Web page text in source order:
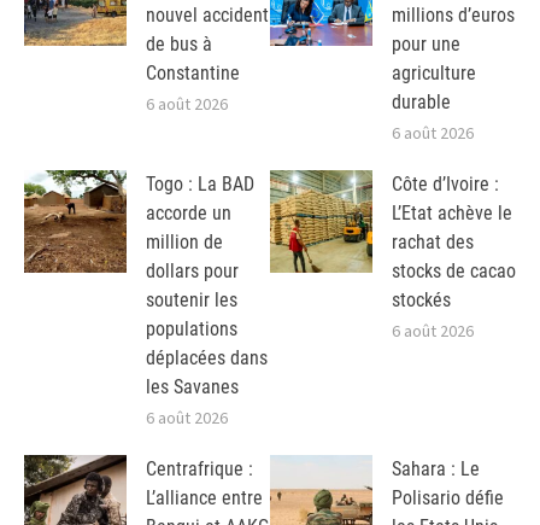
nouvel accident
de bus à
Constantine
6 août 2026
millions d’euros
pour une
agriculture
durable
6 août 2026
Togo : La BAD
accorde un
million de
dollars pour
soutenir les
populations
déplacées dans
les Savanes
6 août 2026
Côte d’Ivoire :
L’Etat achève le
rachat des
stocks de cacao
stockés
6 août 2026
Centrafrique :
L’alliance entre
Sahara : Le
Polisario défie